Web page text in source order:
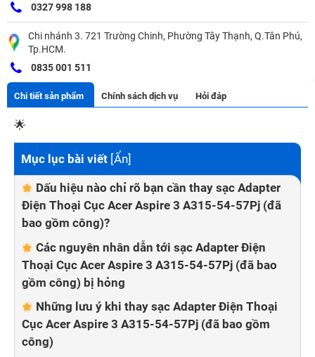
0327 998 188
Chi nhánh 3. 721 Trường Chinh, Phường Tây Thạnh, Q.Tân Phú,
Tp.HCM.
0835 001 511
Chi tiết sản phẩm Chính sách dịch vụ Hỏi đáp
🌟
Mục lục bài viết [Ẩn]
Dấu hiệu nào chỉ rõ bạn cần thay sạc Adapter
Điện Thoại Cục Acer Aspire 3 A315-54-57Pj (đã
bao gồm công)?
Các nguyên nhân dẫn tới sạc Adapter Điện
Thoại Cục Acer Aspire 3 A315-54-57Pj (đã bao
gồm công) bị hỏng
Những lưu ý khi thay sạc Adapter Điện Thoại
Cục Acer Aspire 3 A315-54-57Pj (đã bao gồm
công)